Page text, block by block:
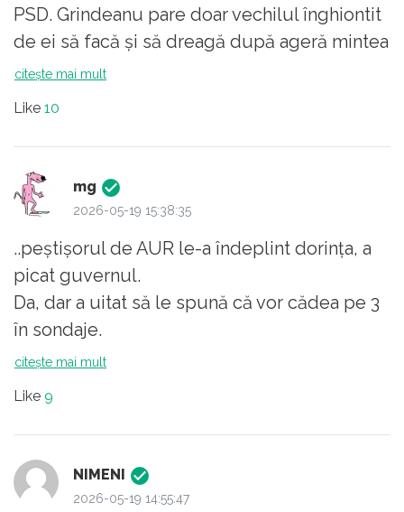
PSD. Grindeanu pare doar vechilul înghiontit
de ei să facă și să dreagă după ageră mintea
lor. Măcar, Iliescu, Năstase, Geoană mai
Nervozitatea lor, ca și a lui Grindeanu, de
altfel, trădează supărarea că încă nu le-au
ieșit rapid calculele cu debarcarea lui
ai zice "Marș tramvai!". Acum caută cu
Nicușor după un tehnocrat capabil să le facă
majoritate. Să vedem dacă vor găsi
deșteptul prost care să accepte.
citește mai mult
Like 10
mg
2026-05-19 15:38:35
..peștișorul de AUR le-a îndeplint dorința, a
picat guvernul.
Da, dar a uitat să le spună că vor cădea pe 3
în sondaje.
Că cine sapă groapa altuia..
citește mai mult
Like 9
NIMENI
2026-05-19 14:55:47